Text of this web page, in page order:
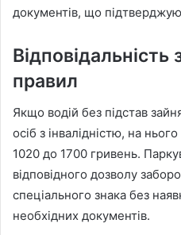
документів, що
правил
Якщо водій без підстав
осіб з інвалідністю, на
1020 до 1700 гривень.
відповідного дозволу
спеціального знака без
необхідних документів.